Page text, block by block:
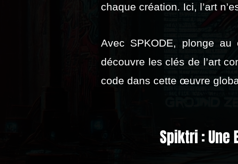
chaque création. Ici, l’art
Avec SPKODE, plonge
découvre les clés de l’art
code dans cette œuvre
Spiktri : Une